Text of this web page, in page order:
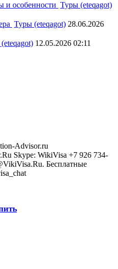
и особенности Туры (eteqagot)
Туры (eteqagot) 28.06.2026
12.05.2026 02:11
Advisor.ru
Skype: WikiVisa +7 926 734-
Бесплатные